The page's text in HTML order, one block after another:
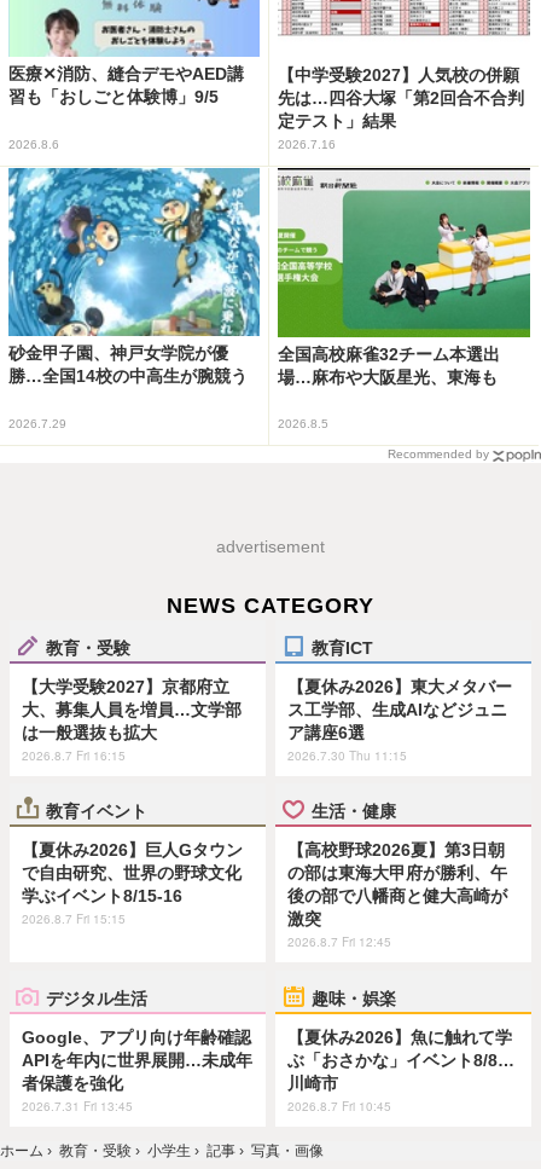
医療✕消防、縫合デモやAED講
習も「おしごと体験博」9/5
2026.8.6
【中学受験2027】人気校の併願
先は…四谷大塚「第2回合不合判
定テスト」結果
2026.7.16
砂金甲子園、神戸女学院が優
勝…全国14校の中高生が腕競う
2026.7.29
全国高校麻雀32チーム本選出
場…麻布や大阪星光、東海も
2026.8.5
Recommended by
advertisement
NEWS CATEGORY
教育・受験
【大学受験2027】京都府立
大、募集人員を増員…文学部
は一般選抜も拡大
2026.8.7 Fri 16:15
教育ICT
【夏休み2026】東大メタバー
ス工学部、生成AIなどジュニ
ア講座6選
2026.7.30 Thu 11:15
教育イベント
【夏休み2026】巨人Gタウン
で自由研究、世界の野球文化
学ぶイベント8/15-16
2026.8.7 Fri 15:15
生活・健康
【高校野球2026夏】第3日朝
の部は東海大甲府が勝利、午
後の部で八幡商と健大高崎が
激突
2026.8.7 Fri 12:45
デジタル生活
Google、アプリ向け年齢確認
APIを年内に世界展開…未成年
者保護を強化
2026.7.31 Fri 13:45
趣味・娯楽
【夏休み2026】魚に触れて学
ぶ「おさかな」イベント8/8…
川崎市
2026.8.7 Fri 10:45
ホーム › 教育・受験 › 小学生 › 記事 › 写真・画像